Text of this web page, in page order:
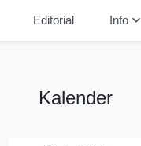
Editorial Infokeyboard_arrow_down
Kalender